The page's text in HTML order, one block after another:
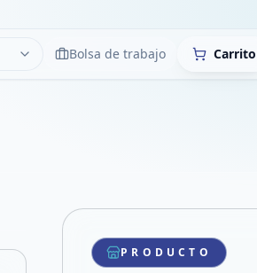
LimpiarBolsa de trabajo Carrito
Compartir producto
Compartir por WhatsApp
Compartir por mail
PRODUCTO